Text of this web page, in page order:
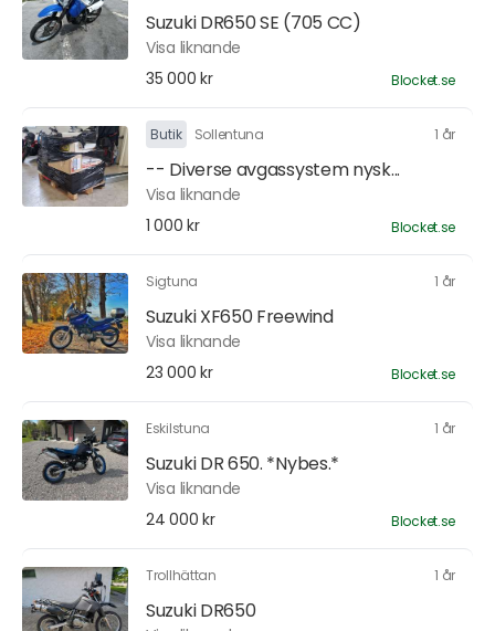
Suzuki DR650 SE (705 CC)
Visa liknande
35 000 kr
Blocket.se
Butik Sollentuna 1 år
-- Diverse avgassystem nysk...
Visa liknande
1 000 kr
Blocket.se
Sigtuna 1 år
Suzuki XF650 Freewind
Visa liknande
23 000 kr
Blocket.se
Eskilstuna 1 år
Suzuki DR 650. *Nybes.*
Visa liknande
24 000 kr
Blocket.se
Trollhättan 1 år
Suzuki DR650